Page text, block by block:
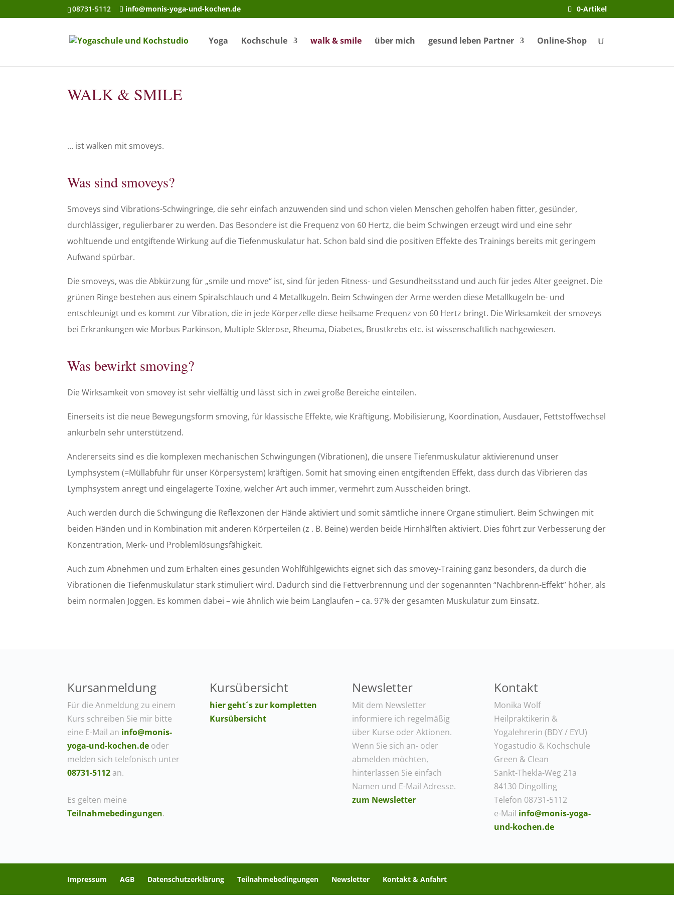
08731-5112 info@monis-yoga-und-kochen.de 0-Artikel
Yoga Kochschule walk & smile über mich gesund leben Partner Online-Shop
WALK & SMILE
… ist walken mit smoveys.
Was sind smoveys?
Smoveys sind Vibrations-Schwingringe, die sehr einfach anzuwenden sind und schon vielen Menschen geholfen haben fitter, gesünder,
durchlässiger, regulierbarer zu werden. Das Besondere ist die Frequenz von 60 Hertz, die beim Schwingen erzeugt wird und eine sehr
wohltuende und entgiftende Wirkung auf die Tiefenmuskulatur hat. Schon bald sind die positiven Effekte des Trainings bereits mit geringem
Aufwand spürbar.
Die smoveys, was die Abkürzung für „smile und move“ ist, sind für jeden Fitness- und Gesundheitsstand und auch für jedes Alter geeignet. Die
grünen Ringe bestehen aus einem Spiralschlauch und 4 Metallkugeln. Beim Schwingen der Arme werden diese Metallkugeln be- und
entschleunigt und es kommt zur Vibration, die in jede Körperzelle diese heilsame Frequenz von 60 Hertz bringt. Die Wirksamkeit der smoveys
bei Erkrankungen wie Morbus Parkinson, Multiple Sklerose, Rheuma, Diabetes, Brustkrebs etc. ist wissenschaftlich nachgewiesen.
Was bewirkt smoving?
Die Wirksamkeit von smovey ist sehr vielfältig und lässt sich in zwei große Bereiche einteilen.
Einerseits ist die neue Bewegungsform smoving, für klassische Effekte, wie Kräftigung, Mobilisierung, Koordination, Ausdauer, Fettstoffwechsel
ankurbeln sehr unterstützend.
Andererseits sind es die komplexen mechanischen Schwingungen (Vibrationen), die unsere Tiefenmuskulatur aktivierenund unser
Lymphsystem (=Müllabfuhr für unser Körpersystem) kräftigen. Somit hat smoving einen entgiftenden Effekt, dass durch das Vibrieren das
Lymphsystem anregt und eingelagerte Toxine, welcher Art auch immer, vermehrt zum Ausscheiden bringt.
Auch werden durch die Schwingung die Reflexzonen der Hände aktiviert und somit sämtliche innere Organe stimuliert. Beim Schwingen mit
beiden Händen und in Kombination mit anderen Körperteilen (z . B. Beine) werden beide Hirnhälften aktiviert. Dies führt zur Verbesserung der
Konzentration, Merk- und Problemlösungsfähigkeit.
Auch zum Abnehmen und zum Erhalten eines gesunden Wohlfühlgewichts eignet sich das smovey-Training ganz besonders, da durch die
Vibrationen die Tiefenmuskulatur stark stimuliert wird. Dadurch sind die Fettverbrennung und der sogenannten “Nachbrenn-Effekt” höher, als
beim normalen Joggen. Es kommen dabei – wie ähnlich wie beim Langlaufen – ca. 97% der gesamten Muskulatur zum Einsatz.
Kursanmeldung
Für die Anmeldung zu einem
Kurs schreiben Sie mir bitte
eine E-Mail an info@monis-
yoga-und-kochen.de oder
melden sich telefonisch unter
08731-5112 an.
Es gelten meine
Teilnahmebedingungen.
Kursübersicht
hier geht´s zur kompletten
Kursübersicht
Newsletter
Mit dem Newsletter
informiere ich regelmäßig
über Kurse oder Aktionen.
Wenn Sie sich an- oder
abmelden möchten,
hinterlassen Sie einfach
Namen und E-Mail Adresse.
zum Newsletter
Kontakt
Monika Wolf
Heilpraktikerin &
Yogalehrerin (BDY / EYU)
Yogastudio & Kochschule
Green & Clean
Sankt-Thekla-Weg 21a
84130 Dingolfing
Telefon 08731-5112
e-Mail info@monis-yoga-
und-kochen.de
Impressum AGB Datenschutzerklärung Teilnahmebedingungen Newsletter Kontakt & Anfahrt